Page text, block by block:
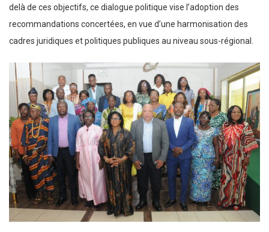
delà de ces objectifs, ce dialogue politique vise l’adoption des
recommandations concertées, en vue d’une harmonisation des
cadres juridiques et politiques publiques au niveau sous-régional.